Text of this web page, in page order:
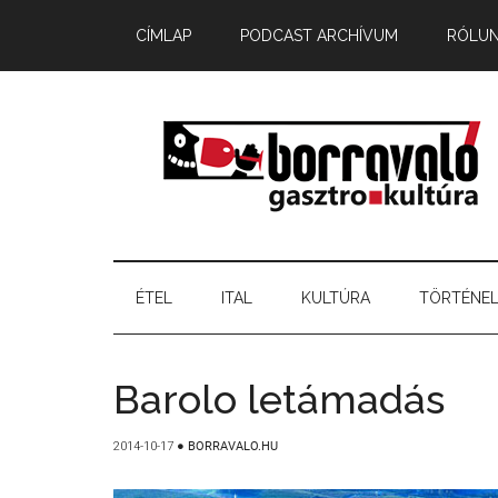
CÍMLAP PODCAST ARCHÍVUM
ÉTEL ITAL KULTÚRA
Barolo letámadás
2014-10-17 ● BORRAVALO.HU